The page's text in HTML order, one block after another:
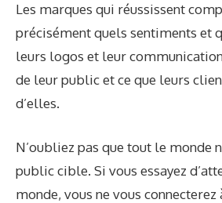
Les marques qui réussissent
précisément quels sentiments et
leurs logos et leur
de leur public et ce que leurs
d’elles.
N’oubliez pas que tout le monde
public cible. Si vous essayez
monde, vous ne vous connecterez